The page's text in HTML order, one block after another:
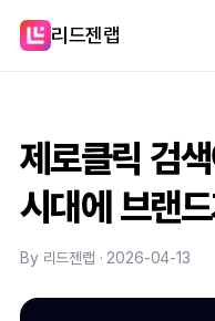
리드젠랩
제로클릭 검
시대에 브랜
By 리드젠랩 · 2026-04-13